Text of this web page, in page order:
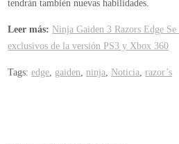
3
Razors
Edge
detallan
tendrán también nuevas habilidades.
Leer más: Ninja Gaiden 3 Razors Edge
exclusivos de la versión PS3 y Xbox 360
Tags:edge, gaiden,ninja, Noticia,razor’s